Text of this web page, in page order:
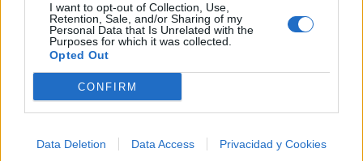
I want to opt-out of Collection, Use,
Retention, Sale, and/or Sharing of my
Personal Data that Is Unrelated with the
Purposes for which it was collected.
Opted Out
CONFIRM
Data Deletion Data Access Privacidad y Cookies
Letras Top Artistas Playlists
B C D E F G H I J K L
N O P Q R